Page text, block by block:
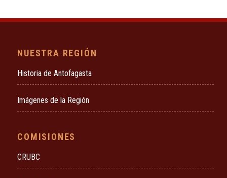
NUESTRA REGIÓN
Historia de Antofagasta
Imágenes de la Región
COMISIONES
CRUBC